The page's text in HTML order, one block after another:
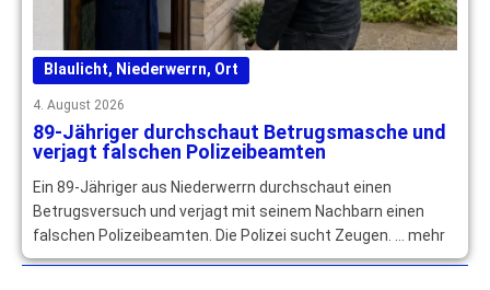
Blaulicht, Niederwerrn, Ort
4. August 2026
89-Jähriger durchschaut Betrugsmasche und
verjagt falschen Polizeibeamten
Ein 89-Jähriger aus Niederwerrn durchschaut einen
Betrugsversuch und verjagt mit seinem Nachbarn einen
falschen Polizeibeamten. Die Polizei sucht Zeugen. … mehr